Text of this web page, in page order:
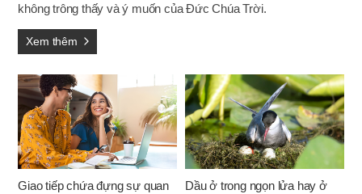
không trông thấy và ý muốn của Đức Chúa Trời.
Xem thêm
Giao tiếp chứa đựng sự quan
Dầu ở trong ngọn lửa hay ở